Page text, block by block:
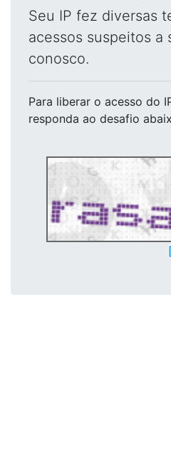
Seu IP fez diversas
acessos suspeitos a
conosco.
Para liberar o acesso do
responda ao desafio